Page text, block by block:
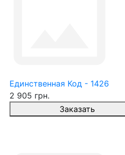
Единственная Код - 1426
2 905 грн.
Заказать